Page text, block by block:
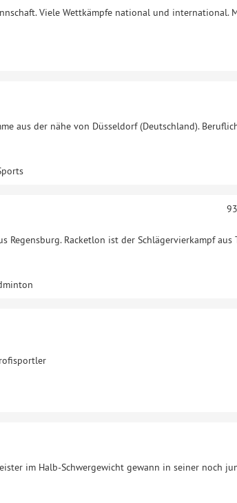
Viele Wettkämpfe national und international.
aus der nähe von Düsseldorf (Deutschland).
Regensburg. Racketlon ist der Schlägervierkampf aus
im Halb-Schwergewicht gewann in seiner noch